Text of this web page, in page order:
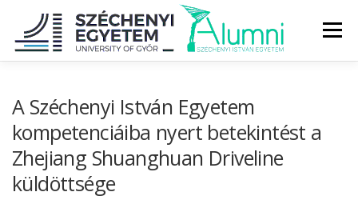
tartalomhoz
Menü
DIPLOMAÁTADÓ DIPLOMÁN TÚL
A Széchenyi István Egyetem
kompetenciáiba nyert betekintést a
Zhejiang Shuanghuan Driveline
küldöttsége